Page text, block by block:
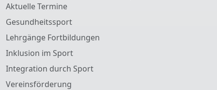
Aktuelle Termine
Gesundheitssport
Lehrgänge Fortbildungen
Inklusion im Sport
Integration durch Sport
Vereinsförderung